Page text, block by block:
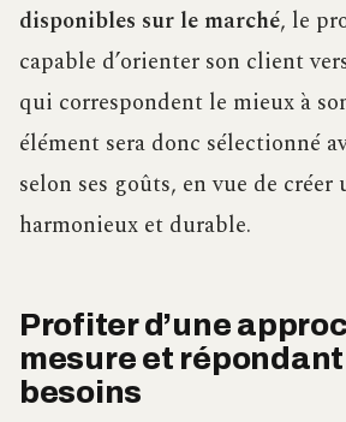
disponibles sur le marché, le
capable d’orienter son client
qui correspondent le mieux à
élément sera donc sélectionné
selon ses goûts, en vue de créer
harmonieux et durable.
Profiter d’une
mesure et répondant
besoins